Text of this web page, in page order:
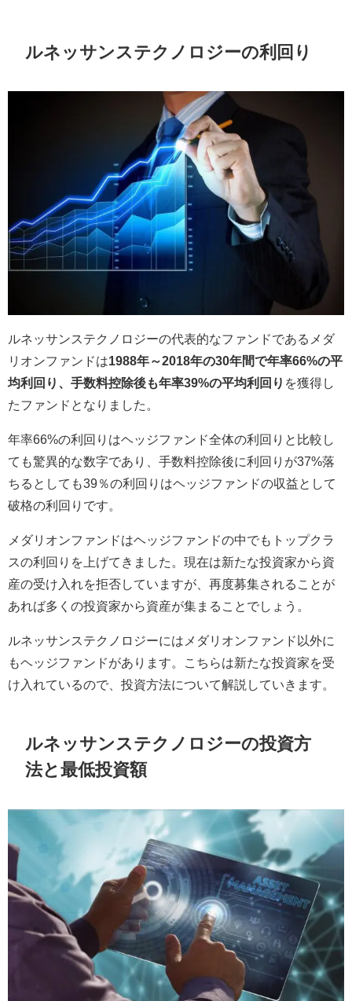
ルネッサンステクノロジーの利回り
ルネッサンステクノロジーの代表的なファンドであるメダ
リオンファンドは1988年～2018年の30年間で年率66%の平
均利回り、手数料控除後も年率39%の平均利回り を獲得し
たファンドとなりました。
年率66%の利回りはヘッジファンド全体の利回りと比較し
ても驚異的な数字であり、手数料控除後に利回りが37%落
ちるとしても39％の利回りはヘッジファンドの収益として
破格の利回りです。
メダリオンファンドはヘッジファンドの中でもトップクラ
スの利回りを上げてきました。現在は新たな投資家から資
産の受け入れを拒否していますが、再度募集されることが
あれば多くの投資家から資産が集まることでしょう。
ルネッサンステクノロジーにはメダリオンファンド以外に
もヘッジファンドがあります。こちらは新たな投資家を受
け入れているので、投資方法について解説していきます。
ルネッサンステクノロジーの投資方
法と最低投資額